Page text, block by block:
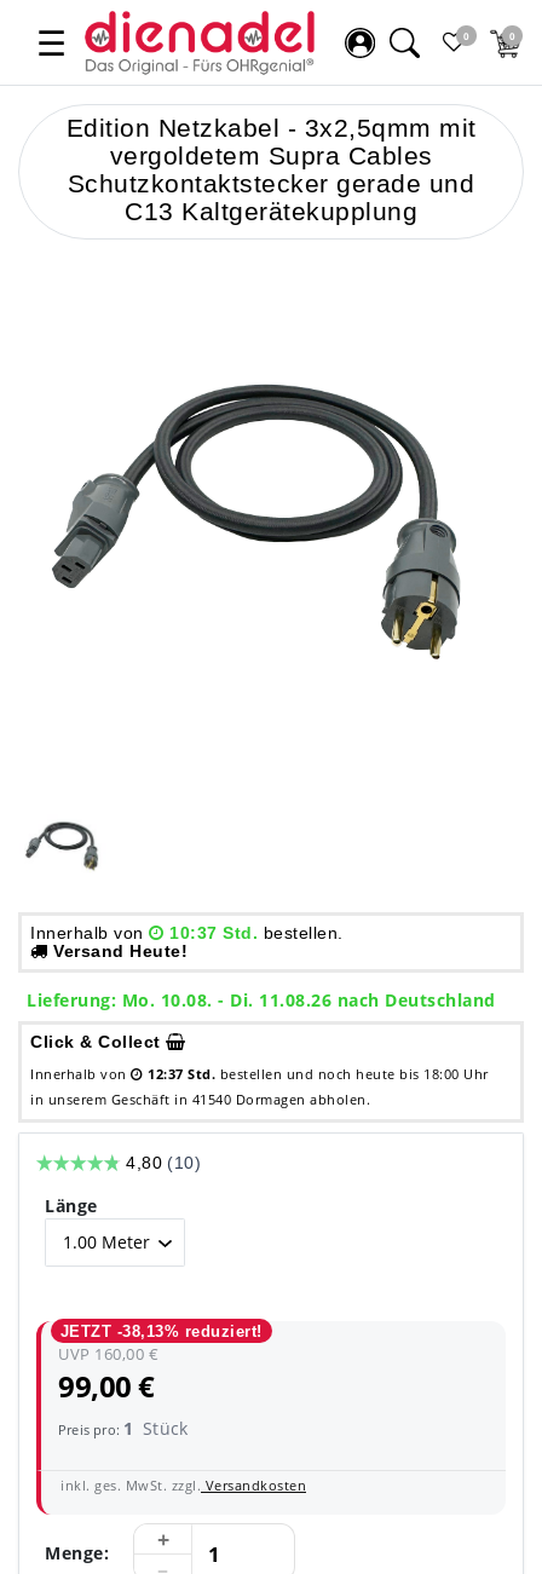
☰ 0 0
Edition Netzkabel - 3x2,5qmm mit
vergoldetem Supra Cables
Schutzkontaktstecker gerade und
C13 Kaltgerätekupplung
Innerhalb von 10:37 Std. bestellen.
Versand Heute!
Lieferung: Mo. 10.08. - Di. 11.08.26 nach Deutschland
Click & Collect
Innerhalb von 12:37 Std. bestellen und noch heute bis 18:00 Uhr
in unserem Geschäft in 41540 Dormagen abholen.
Länge
JETZT -38,13% reduziert!
UVP 160,00 €
99,00 €
Preis pro: 1 Stück
inkl. ges. MwSt. zzgl. Versandkosten
Menge: